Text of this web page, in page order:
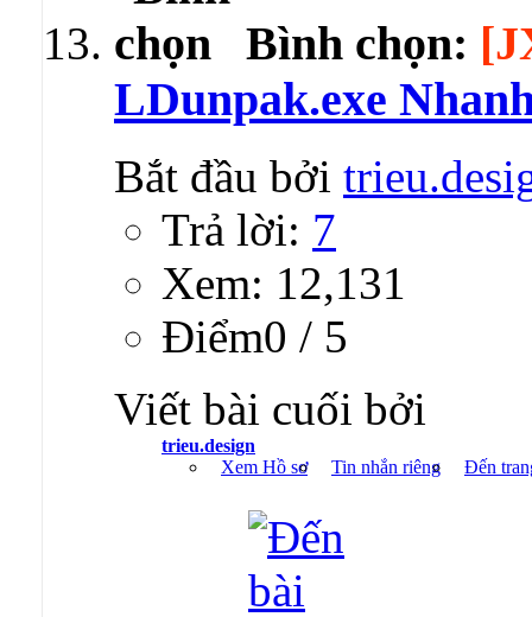
Bình chọn:
LDunpak.exe
Bắt đầu bởi
Trả lời: 7
Xem: 12,131
Ðiểm0 / 5
Viết bài cuối bởi
trieu.design
Xem Hồ sơ
Tin nhắn riêng Đến